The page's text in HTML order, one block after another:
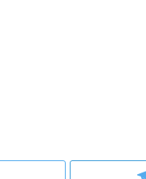
запросах мастеров